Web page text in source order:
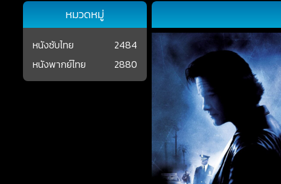
หมวดหมู่
หนังซับไทย
2484
หนังพากย์ไทย
2880